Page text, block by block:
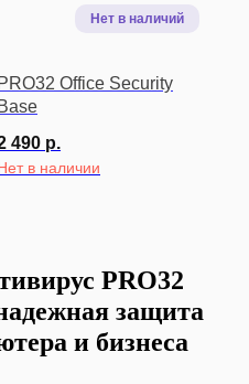
PRO32 Office Security
Base
490 р.
в наличии
PRO32
защита
и бизнеса